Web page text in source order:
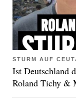
STURM AUF
Ist Deutschland
Roland Tichy &